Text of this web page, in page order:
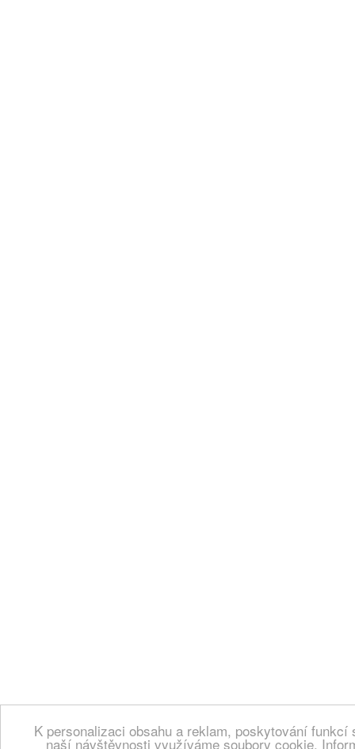
K personalizaci obsahu a reklam, poskytování
naší návštěvnosti využíváme soubory cookie.